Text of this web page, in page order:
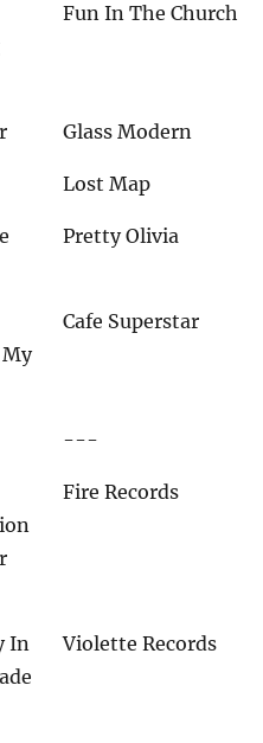
Fun In The Church
Glass Modern
Lost Map
Pretty Olivia
My
Cafe Superstar
---
Fire Records
In
Violette Records